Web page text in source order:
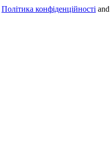
Політика конфіденційності and